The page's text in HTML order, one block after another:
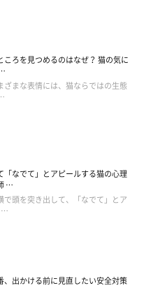
そう。気になる人は再販を
ころを見つめるのはなぜ？ 猫の気に
ざまな表情には、猫ならではの生態
「なでて」とアピールする猫の心理
…
で頭を突き出して、「なでて」とア
…
、出かける前に見直したい安全対策